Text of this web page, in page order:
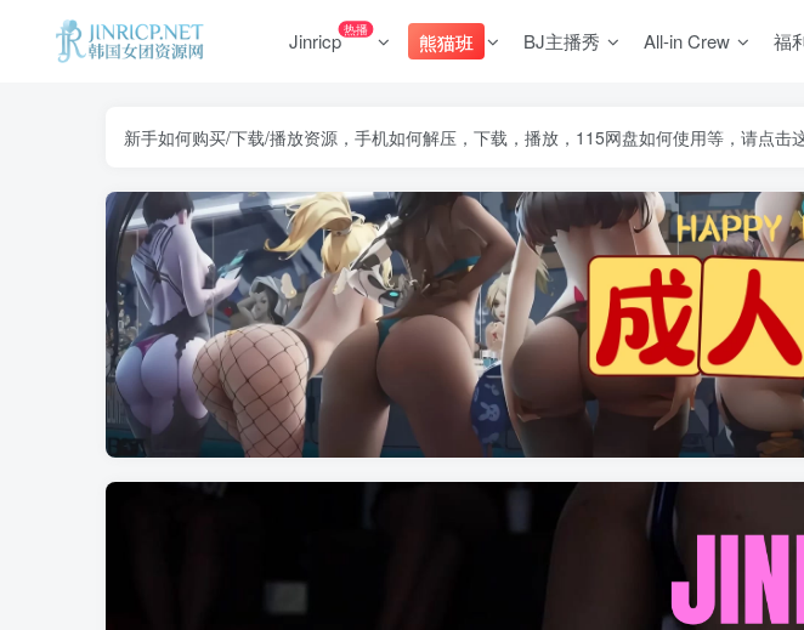
Jinricp热播
熊猫班 BJ主播秀 All-in Crew 福
新手如何购买/下载/播放资源，手机如何解压，下载，播放，115网盘如何使用等，请点击